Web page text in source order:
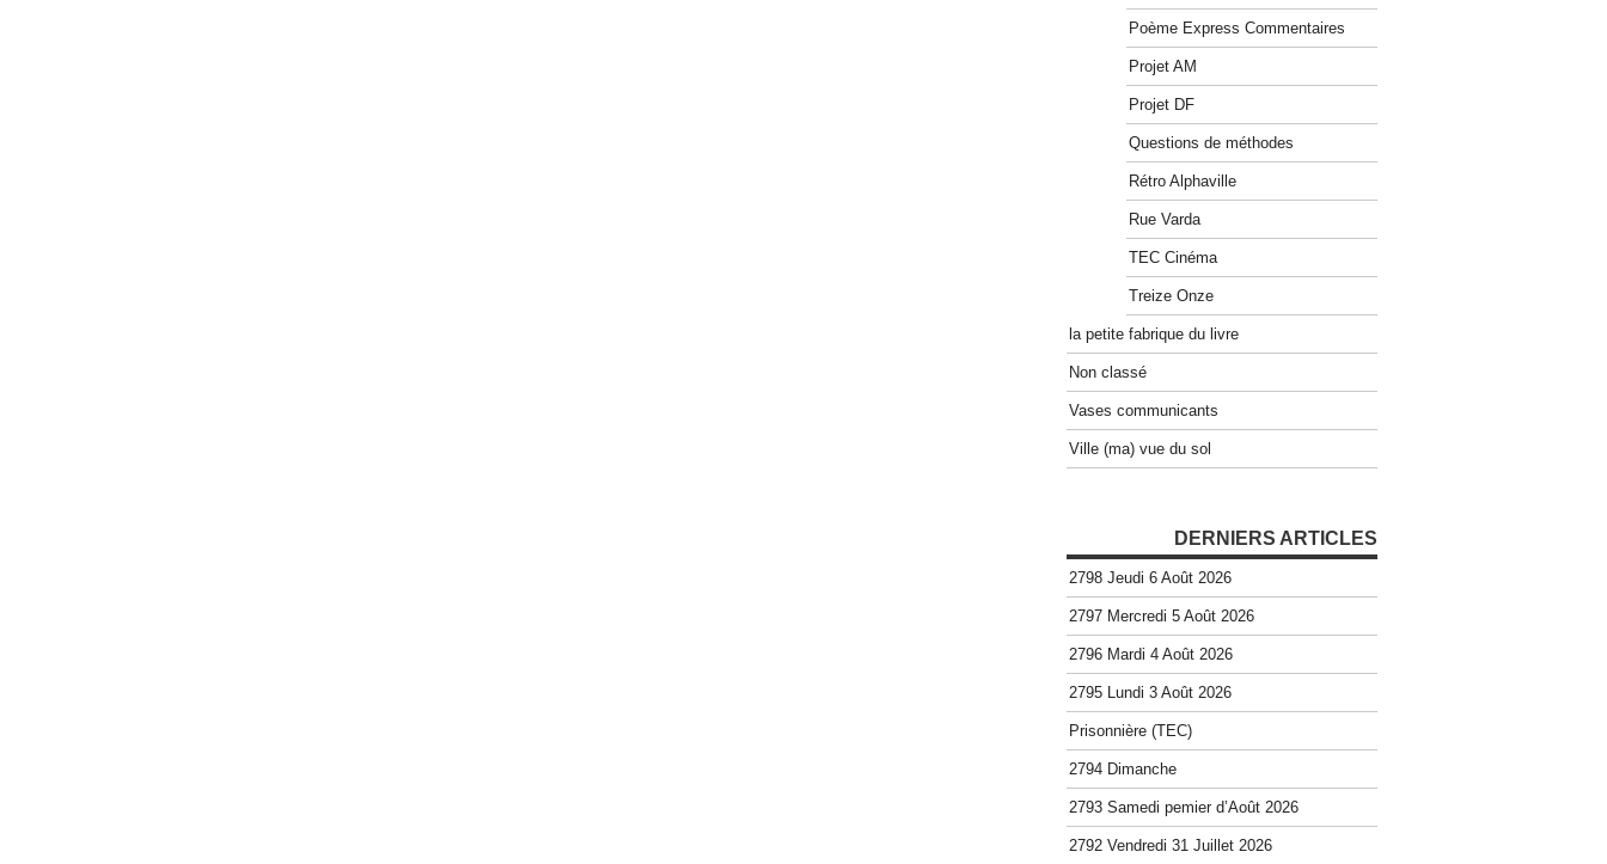
Poème Express Commentaires
Projet AM
Projet DF
Questions de méthodes
Rétro Alphaville
Rue Varda
TEC Cinéma
Treize Onze
la petite fabrique du livre
Non classé
Vases communicants
Ville (ma) vue du sol
DERNIERS ARTICLES
2798 Jeudi 6 Août 2026
2797 Mercredi 5 Août 2026
2796 Mardi 4 Août 2026
2795 Lundi 3 Août 2026
Prisonnière (TEC)
2794 Dimanche
2793 Samedi pemier d’Août 2026
2792 Vendredi 31 Juillet 2026